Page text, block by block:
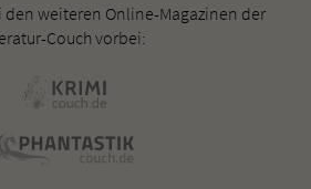
den weiteren Online-Magazinen der
Couch vorbei: